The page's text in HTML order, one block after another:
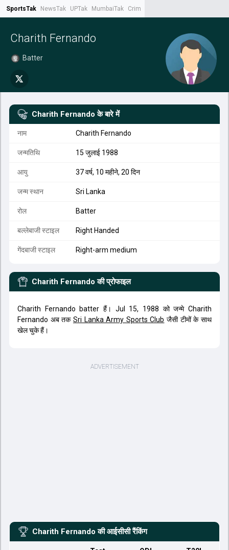
SportsTak NewsTak UPTak MumbaiTak CrimeTak
Charith Fernando
Batter
Charith Fernando के बारे में
नाम Charith Fernando
जन्मतिथि 15 जुलाई 1988
आयु 37 वर्ष, 10 महीने, 20 दिन
जन्म स्थान Sri Lanka
रोल Batter
बल्लेबाजी स्टाइल Right Handed
गेंदबाजी स्टाइल Right-arm medium
Charith Fernando की प्रोफाइल
Charith Fernando batter हैं। Jul 15, 1988 को जन्मे Charith
Fernando अब तक Sri Lanka Army Sports Club जैसी टीमों के साथ
खेल चुके हैं।
Charith Fernando की आईसीसी रैंकिंग